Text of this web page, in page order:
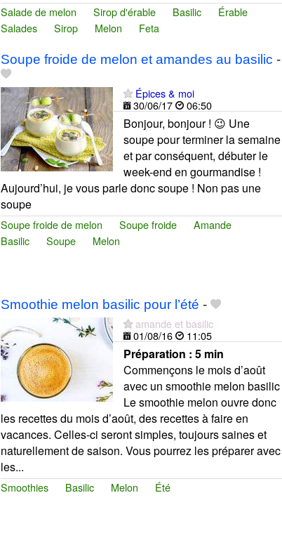
Salade de melon Sirop d'érable Basilic
Érable
Salades
Sirop Melon Feta
Soupe froide de melon et amandes au basilic -
Épices & moi
30/06/17
06:50
Bonjour, bonjour ! 😉 Une
soupe pour terminer la semaine
et par conséquent, débuter le
week-end en gourmandise !
Aujourd’hui, je vous parle donc soupe ! Non pas une
soupe
Soupe froide de melon Soupe froide
Amande
Basilic
Soupe Melon
Smoothie melon basilic pour l’été -
amande et basilic
01/08/16
11:05
Préparation : 5 min
Commençons le mois d’août
avec un smoothie melon basilic
Le smoothie melon ouvre donc
les recettes du mois d’août, des recettes à faire en
vacances. Celles-ci seront simples, toujours saines et
naturellement de saison. Vous pourrez les préparer avec
les...
Smoothies Basilic Melon Été